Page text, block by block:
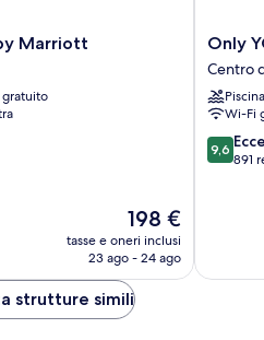
Marriott
Il
prezzo
attuale
198 €
198 €
tasse e oneri inclusi
23 ago - 24 ago
Only
YOU
Hotel
Malaga
Centro
di
Malaga
Only
Centro
Piscina
Wi-Fi
9.6
su
9,6
891
strutture simili